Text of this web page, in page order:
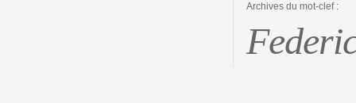
Archives du mot-clef :